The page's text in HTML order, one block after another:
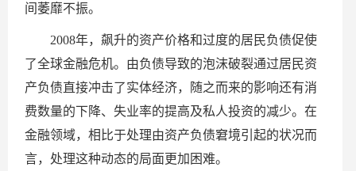
间萎靡不振。
2008年，飙升的资产价格和过度的居民负债促使
了全球金融危机。由负债导致的泡沫破裂通过居民资
产负债直接冲击了实体经济，随之而来的影响还有消
费数量的下降、失业率的提高及私人投资的减少。在
金融领域，相比于处理由资产负债窘境引起的状况而
言，处理这种动态的局面更加困难。